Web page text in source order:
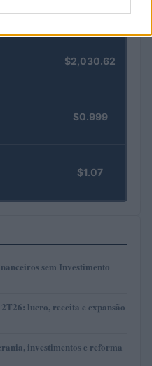
$2,030.62
$0.999
$1.07
sem Investimento
lucro, receita e expansão
investimentos e reforma